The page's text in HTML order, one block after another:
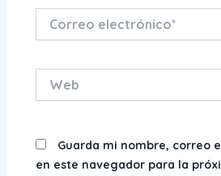
electrónico*
Guarda mi nombre, correo
en este navegador para la